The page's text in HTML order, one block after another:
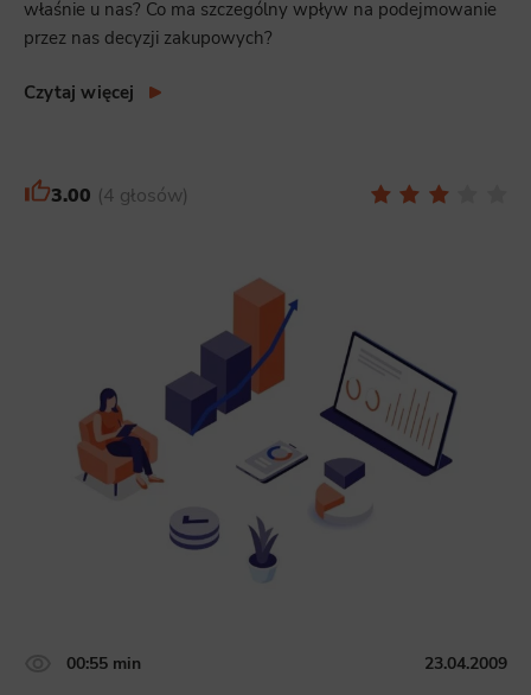
Functionality
example, we may use functional cookies to remember your language preferences or to remember your login information,
Scripts and data used to collect information to analyze site traffic and how users use the site, how they came to the
site, and to create aggregate demographic statistics about users. Analytical cookies and similar technologies allow us
Scope responsible for displaying personalized ads that may be of interest to the user based on browsing history and
habits and demographic criteria. Also, third-party files that, in conjunction with files installed while browsing other
websites, profile the user, providing him or her with the marketing, advertising and retargeting content deemed most
właśnie u nas? Co ma szczególny wpływ na podejmowanie
przez nas decyzji zakupowych?
Czytaj więcej
3.00 4 głosów
00:55 min 23.04.2009